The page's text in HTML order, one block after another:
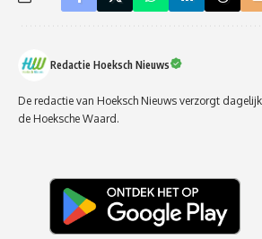
Redactie Hoeksch Nieuws
De redactie van Hoeksch Nieuws verzorgt
de Hoeksche Waard.